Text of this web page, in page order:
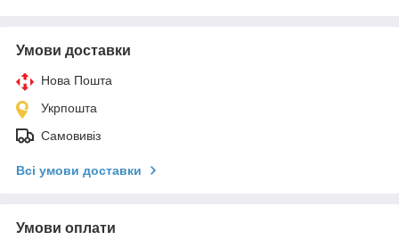
Умови доставки
Нова Пошта
Укрпошта
Самовивіз
Всі умови доставки
Умови оплати